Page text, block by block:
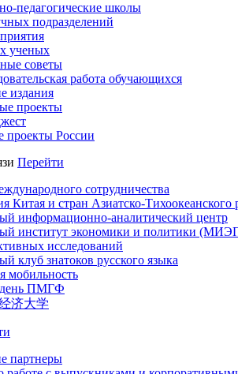
педагогические школы
подразделений
ученых
советы
работа обучающихся
издания
проекты
проекты России
Перейти
сотрудничества
Китая и стран Азиатско-Тихоокеанского
информационно-аналитический центр
институт экономики и политики
исследований
клуб знатоков русского языка
мобильность
ПМГФ
济大学
партнеры